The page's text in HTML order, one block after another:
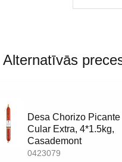
Alternatīvās
Desa Chorizo Picante
Cular Extra, 4*1.5kg,
Casademont
0423079